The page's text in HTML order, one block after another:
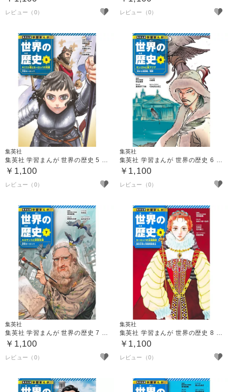
集英社
集英社 学習まんが 世界の歴史 5 キリスト教とヨーロッパの発展
￥1,100
集英社
集英社 学習まんが 世界の歴史 6 モンゴルと東アジア
￥1,100
集英社
集英社 学習まんが 世界の歴史 7 ルネサンスと宗教改革
￥1,100
集英社
集英社 学習まんが 世界の歴史 8 ヨーロッパの主権国家
￥1,100